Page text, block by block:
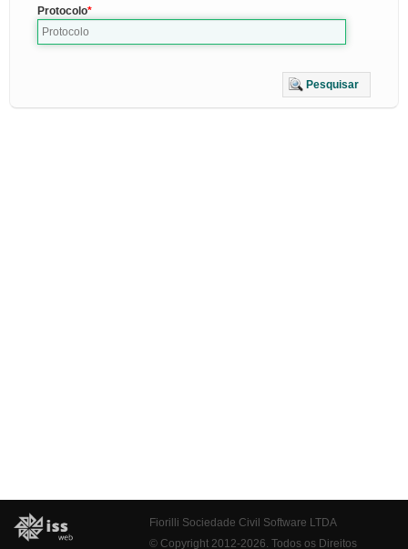
Protocolo
Pesquisar
Fiorilli Sociedade Civil Software LTDA
© Copyright 2012-2026. Todos os Direitos